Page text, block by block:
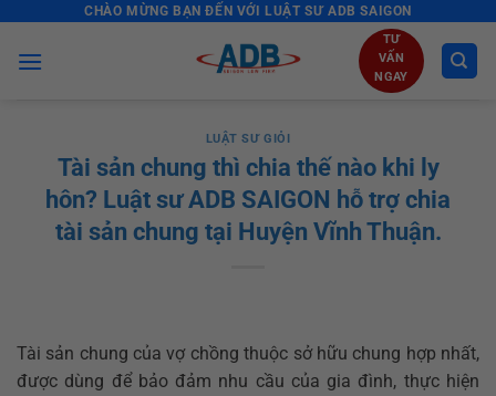
content
CHÀO MỪNG BẠN ĐẾN VỚI LUẬT SƯ ADB SAIGON
TƯ
VẤN
NGAY
LUẬT SƯ GIỎI
Tài sản chung thì chia thế nào khi ly
hôn? Luật sư ADB SAIGON hỗ trợ chia
tài sản chung tại Huyện Vĩnh Thuận.
Tài sản chung của vợ chồng thuộc sở hữu chung hợp nhất,
được dùng để bảo đảm nhu cầu của gia đình, thực hiện